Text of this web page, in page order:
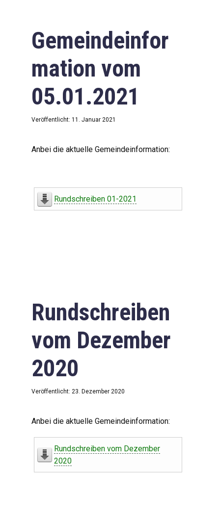
Gemeindeinfor
mation vom
05.01.2021
Veröffentlicht: 11. Januar 2021
Anbei die aktuelle Gemeindeinformation:
Rundschreiben 01-2021
Rundschreiben
vom Dezember
2020
Veröffentlicht: 23. Dezember 2020
Anbei die aktuelle Gemeindeinformation:
Rundschreiben vom Dezember
2020